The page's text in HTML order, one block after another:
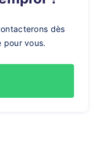
dès
pour vous.